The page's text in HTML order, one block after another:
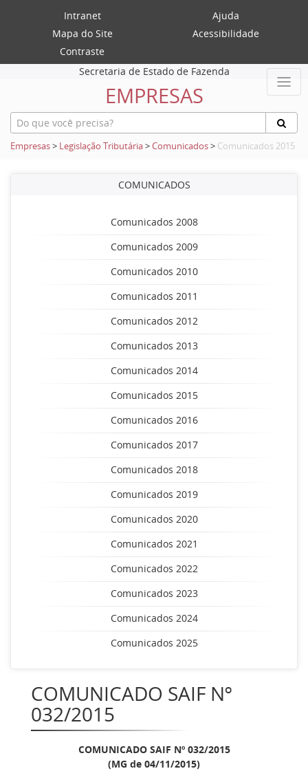
Intranet
Ajuda
Mapa do Site
Acessibilidade
Contraste
Secretaria de Estado de Fazenda
EMPRESAS
Empresas> Legislação Tributária>Comunicados> Comunicados 2015
COMUNICADOS
Comunicados 2008
Comunicados 2009
Comunicados 2010
Comunicados 2011
Comunicados 2012
Comunicados 2013
Comunicados 2014
Comunicados 2015
Comunicados 2016
Comunicados 2017
Comunicados 2018
Comunicados 2019
Comunicados 2020
Comunicados 2021
Comunicados 2022
Comunicados 2023
Comunicados 2024
Comunicados 2025
COMUNICADO SAIF Nº
032/2015
COMUNICADO SAIF Nº 032/2015
(MG de 04/11/2015)